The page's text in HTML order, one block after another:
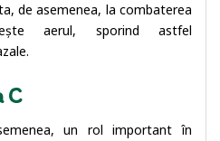
de asemenea, la combaterea
aerul, sporind astfel
C
un rol important în